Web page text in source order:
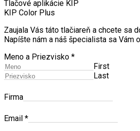
Tlačové aplikácie KIP
KIP Color Plus
Zaujala Vás táto tlačiareň a chcete sa
Napíšte nám a náš špecialista sa Vám
Meno a Priezvisko *
First
Last
Firma
Email *